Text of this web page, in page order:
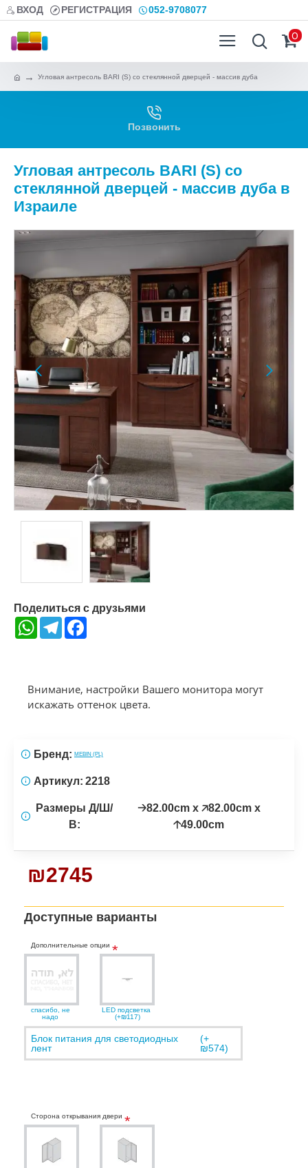
ВХОД РЕГИСТРАЦИЯ 052-9708077
0
Угловая антресоль BARI (S) со стеклянной дверцей - массив дуба
Позвонить
Угловая антресоль BARI (S) со
стеклянной дверцей - массив дуба в
Израиле
Поделиться с друзьями
WhatsAppTelegram
Внимание, настройки Вашего монитора могут
искажать оттенок цвета.
₪2745
Бренд: MEBIN (PL)
Артикул: 2218
Размеры Д/Ш/
В:
🡢82.00cm x 🡥82.00cm x
🡡49.00cm
Доступные варианты
Дополнительные опции
спасибо, не
надо
LED подсветка
(+₪117)
Блок питания для светодиодных
лент
(+
₪574)
Сторона открывания двери